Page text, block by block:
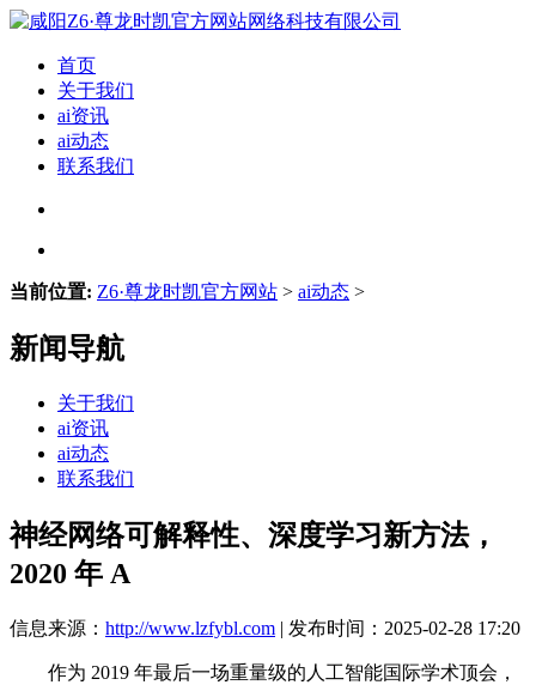
首页
关于我们
ai资讯
ai动态
联系我们
当前位置: Z6·尊龙时凯官方网站 > ai动态 >
新闻导航
关于我们
ai资讯
ai动态
联系我们
神经网络可解释性、深度学习新方法，
2020 年 A
信息来源： http://www.lzfybl.com | 发布时间：2025-02-28 17:20
作为 2019 年最后一场重量级的人工智能国际学术顶会，